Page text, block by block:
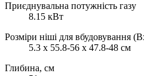
Приєднувальна потужність газу
8.15 кВт
Розміри ніші для вбудовування
5.3 х 55.8-56 х 47.8-48 см
Глибина, см